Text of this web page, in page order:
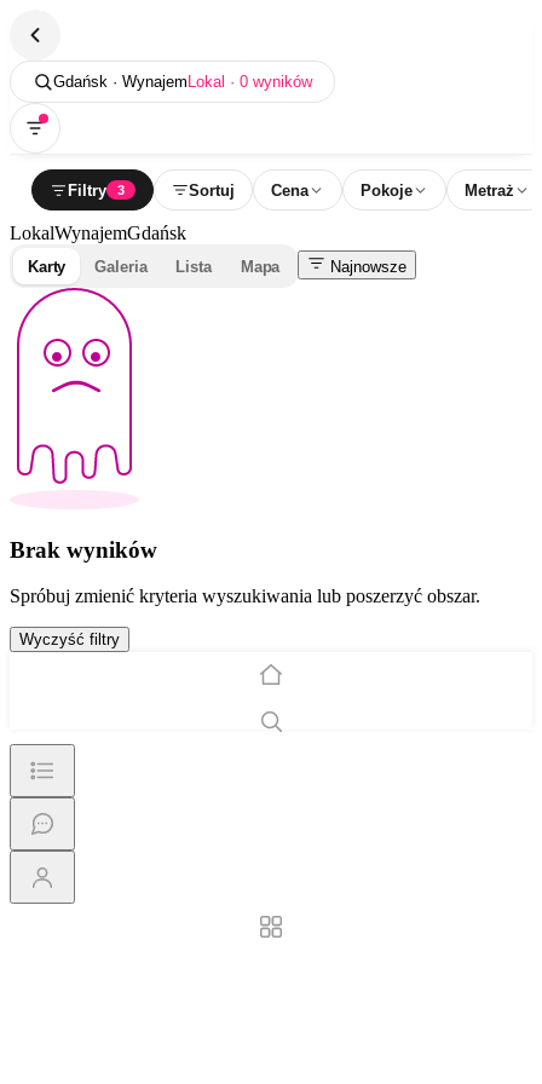
Gdańsk · Wynajem Lokal · 0 wyników
Filtry 3 Sortuj Cena Pokoje Metraż
LokalWynajemGdańsk
Karty Galeria Lista Mapa Najnowsze
Brak wyników
Spróbuj zmienić kryteria wyszukiwania lub poszerzyć obszar.
Wyczyść filtry